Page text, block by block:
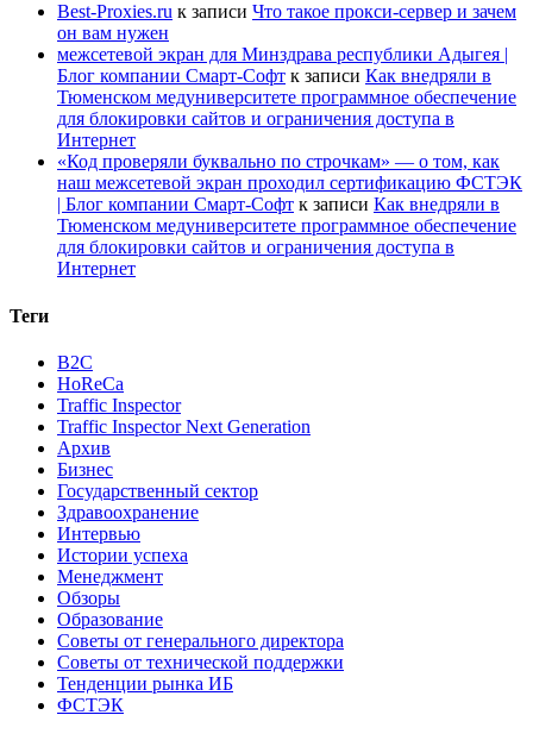
Best-Proxies.ru к записи Что такое прокси-сервер и зачем
он вам нужен
межсетевой экран для Минздрава республики Адыгея |
Блог компании Смарт-Софт к записи Как внедряли в
Тюменском медуниверситете программное обеспечение
для блокировки сайтов и ограничения доступа в
Интернет
«Код проверяли буквально по строчкам» — о том, как
наш межсетевой экран проходил сертификацию ФСТЭК
| Блог компании Смарт-Софт к записи Как внедряли в
Тюменском медуниверситете программное обеспечение
для блокировки сайтов и ограничения доступа в
Интернет
Теги
B2C
HoReCa
Traffic Inspector
Traffic Inspector Next Generation
Архив
Бизнес
Государственный сектор
Здравоохранение
Интервью
Истории успеха
Менеджмент
Обзоры
Образование
Советы от генерального директора
Советы от технической поддержки
Тенденции рынка ИБ
ФСТЭК